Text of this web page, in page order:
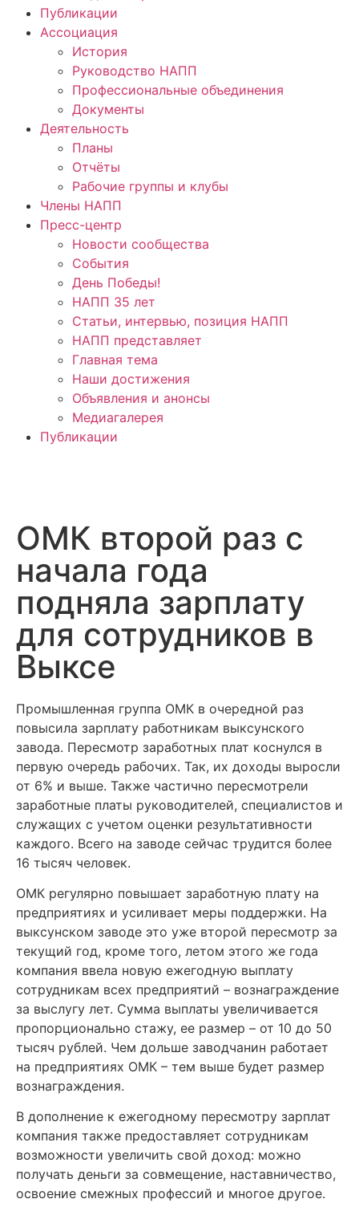
Публикации
Ассоциация
История
Руководство НАПП
Профессиональные объединения
Документы
Деятельность
Планы
Отчёты
Рабочие группы и клубы
Члены НАПП
Пресс-центр
Новости сообщества
События
День Победы!
НАПП 35 лет
Статьи, интервью, позиция НАПП
НАПП представляет
Главная тема
Наши достижения
Объявления и анонсы
Медиагалерея
Публикации
ОМК второй раз с
начала года
подняла зарплату
для сотрудников в
Выксе
Промышленная группа ОМК в очередной раз
повысила зарплату работникам выксунского
завода. Пересмотр заработных плат коснулся в
первую очередь рабочих. Так, их доходы выросли
от 6% и выше. Также частично пересмотрели
заработные платы руководителей, специалистов и
служащих с учетом оценки результативности
каждого. Всего на заводе сейчас трудится более
16 тысяч человек.
ОМК регулярно повышает заработную плату на
предприятиях и усиливает меры поддержки. На
выксунском заводе это уже второй пересмотр за
текущий год, кроме того, летом этого же года
компания ввела новую ежегодную выплату
сотрудникам всех предприятий – вознаграждение
за выслугу лет. Сумма выплаты увеличивается
пропорционально стажу, ее размер – от 10 до 50
тысяч рублей. Чем дольше заводчанин работает
на предприятиях ОМК – тем выше будет размер
вознаграждения.
В дополнение к ежегодному пересмотру зарплат
компания также предоставляет сотрудникам
возможности увеличить свой доход: можно
получать деньги за совмещение, наставничество,
освоение смежных профессий и многое другое.